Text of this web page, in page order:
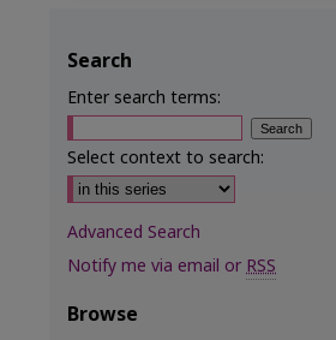
Search
Enter search terms:
Select context to search:
Advanced Search
Notify me via email or RSS
Browse